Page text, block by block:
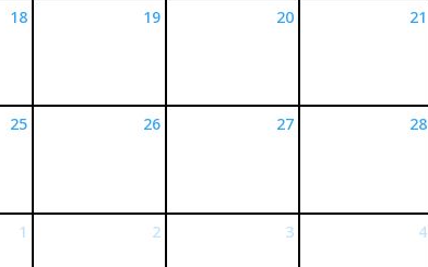
18 19 20 21
25 26 27 28
1 2 3 4